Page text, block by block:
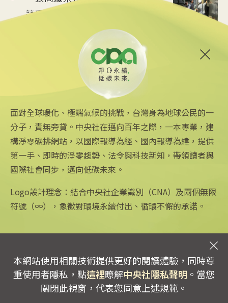
競爭力碳盤查人力正夯
義大利能源公司碳捕捉封存站 估至2050儲
2024/02/08 18:34
專線：0800-256-688 | 信箱：services@mail.cna.com.tw
copyright © 2026 中央通訊社版權所有
中央社網站
中央通訊社
Focus Taiwan
フォーカス台湾
關注更多
友善連結
Android app 下載
公司簡介
企業識別
公開資訊
面對全球暖化、極端氣候的挑戰，台灣身為地球公民的一
分子，責無旁貸。中央社在邁向百年之際，一本專業，建
構淨零碳排網站，以國際報導為經、國內報導為緯，提供
第一手、即時的淨零趨勢、法令與科技新知，帶領讀者與
國際社會同步，邁向低碳未來。
Logo設計理念：結合中央社企業識別（CNA）及兩個無限
符號（∞），象徵對環境永續付出、循環不懈的承諾。
本網站使用相關技術提供更好的閱讀體驗，同時尊
重使用者隱私，點這裡瞭解中央社隱私聲明 。當您
關閉此視窗，代表您同意上述規範。